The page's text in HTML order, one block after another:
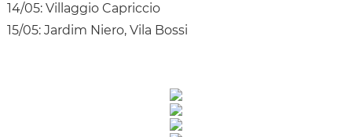
14/05: Villaggio Capriccio
15/05: Jardim Niero, Vila Bossi